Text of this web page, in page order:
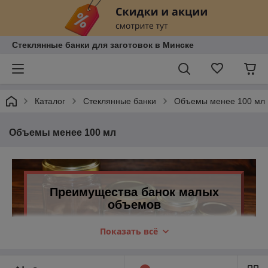
Стеклянные банки для заготовок в Минске
Каталог Стеклянные банки Объемы менее 100 мл
Объемы менее 100 мл
Преимущества банок малых
объемов
Показать всё